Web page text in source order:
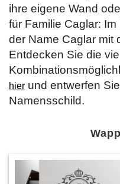
ihre eigene Wand
für Familie Caglar:
der Name Caglar mit
Entdecken Sie die
hier und entwerfen
Namensschild.